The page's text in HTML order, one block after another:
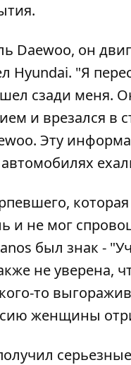
Daewoo, он
Hyundai. "Я
сзади меня.
и врезался в
Эту
и не мог
был знак -
не уверена,
то
женщины